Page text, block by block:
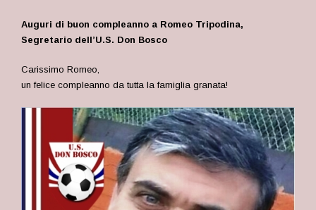
Auguri di buon compleanno a Romeo Tripodina,
Segretario dell’U.S. Don Bosco
Carissimo Romeo,
un felice compleanno da tutta la famiglia granata!